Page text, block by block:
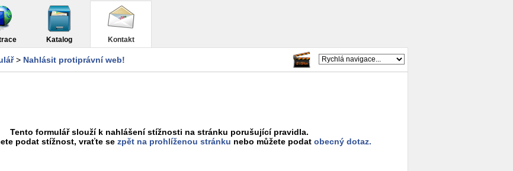
Katalog Kontakt
> Nahlásit protiprávní web!
Tento formulář slouží k nahlášení stížnosti na stránku porušující pravidla.
podat stížnost, vraťte se zpět na prohlíženou stránku nebo můžete podat obecný dotaz.